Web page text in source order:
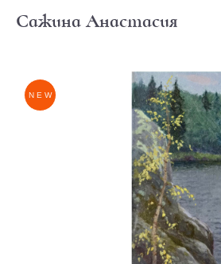
Сажина Анастасия
NEW